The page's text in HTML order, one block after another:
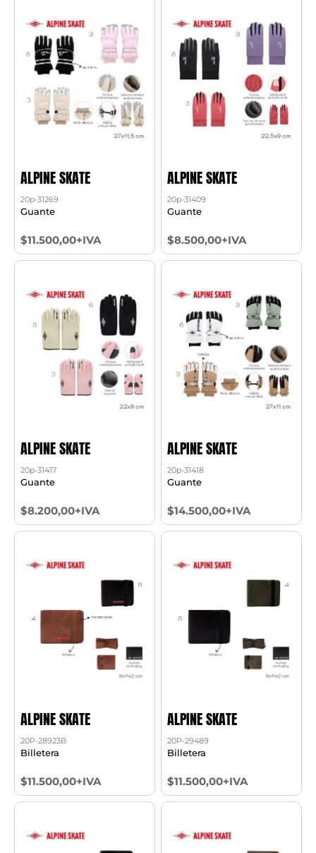
ALPINE SKATE
20p-31269
Guante
$11.500,00+IVA
ALPINE SKATE
20p-31409
Guante
$8.500,00+IVA
ALPINE SKATE
20p-31417
Guante
$8.200,00+IVA
ALPINE SKATE
20p-31418
Guante
$14.500,00+IVA
ALPINE SKATE
20P-28923B
Billetera
$11.500,00+IVA
ALPINE SKATE
20P-29489
Billetera
$11.500,00+IVA